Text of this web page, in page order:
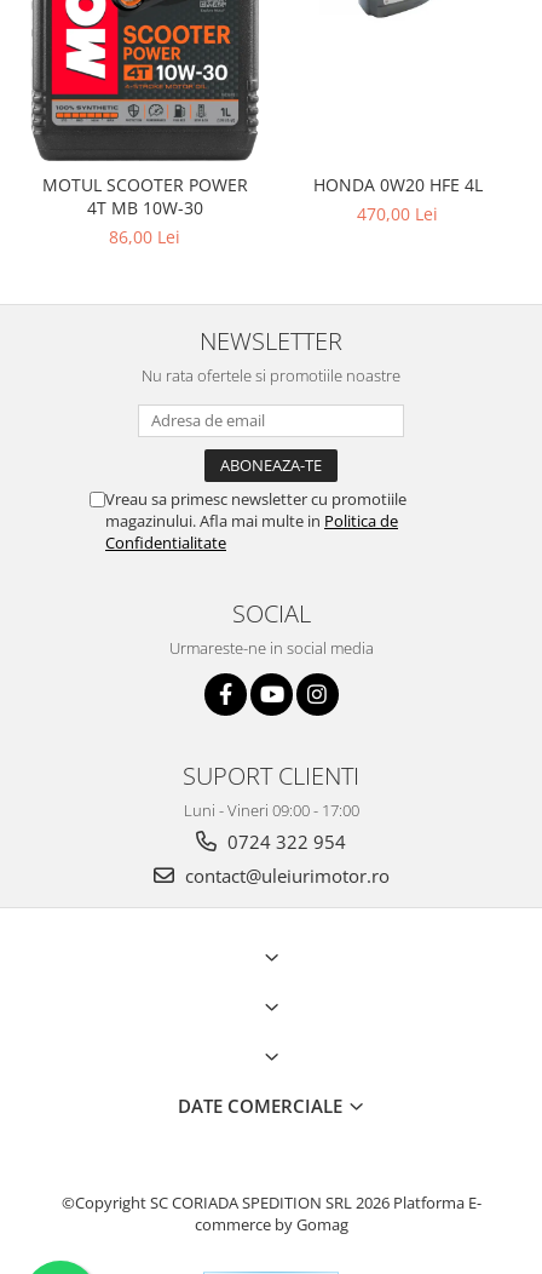
MOTUL SCOOTER POWER
4T MB 10W-30
86,00 Lei
HONDA 0W20 HFE 4L
470,00 Lei
NEWSLETTER
Nu rata ofertele si promotiile noastre
Vreau sa primesc newsletter cu promotiile
magazinului. Afla mai multe in Politica de
Confidentialitate
SOCIAL
Urmareste-ne in social media
SUPORT CLIENTI
Luni - Vineri 09:00 - 17:00
0724 322 954
contact@uleiurimotor.ro
DATE COMERCIALE
©Copyright SC CORIADA SPEDITION SRL 2026 Platforma E-
commerce by Gomag